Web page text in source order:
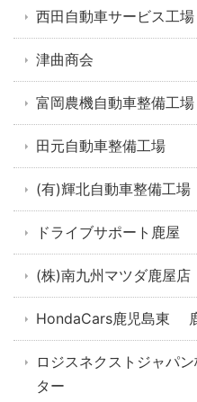
西田自動車サービス工場
津曲商会
富岡農機自動車整備工場
田元自動車整備工場
(有)輝北自動車整備工場
ドライブサポート鹿屋
(株)南九州マツダ鹿屋店
HondaCars鹿児島東
ロジスネクストジャパ
ター